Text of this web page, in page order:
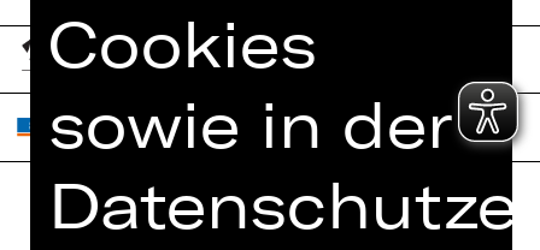
Cookies
sowie in der